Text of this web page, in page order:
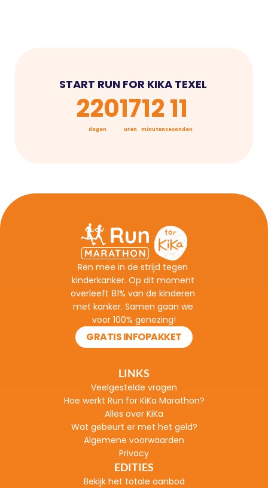
START RUN FOR KIKA TEXEL
220
dagen
17
uren
12
minuten
11
seconden
Ren mee in de strijd tegen
kinderkanker. Op dit moment
overleeft 81% van de kinderen
met kanker. Samen gaan we
voor 100% genezing!
GRATIS INFOPAKKET
LINKS
Veelgestelde vragen
Hoe werkt Run for KiKa Marathon?
Alles over KiKa
Wat gebeurt er met het geld?
Algemene voorwaarden
Privacy
EDITIES
Bekijk het totale aanbod